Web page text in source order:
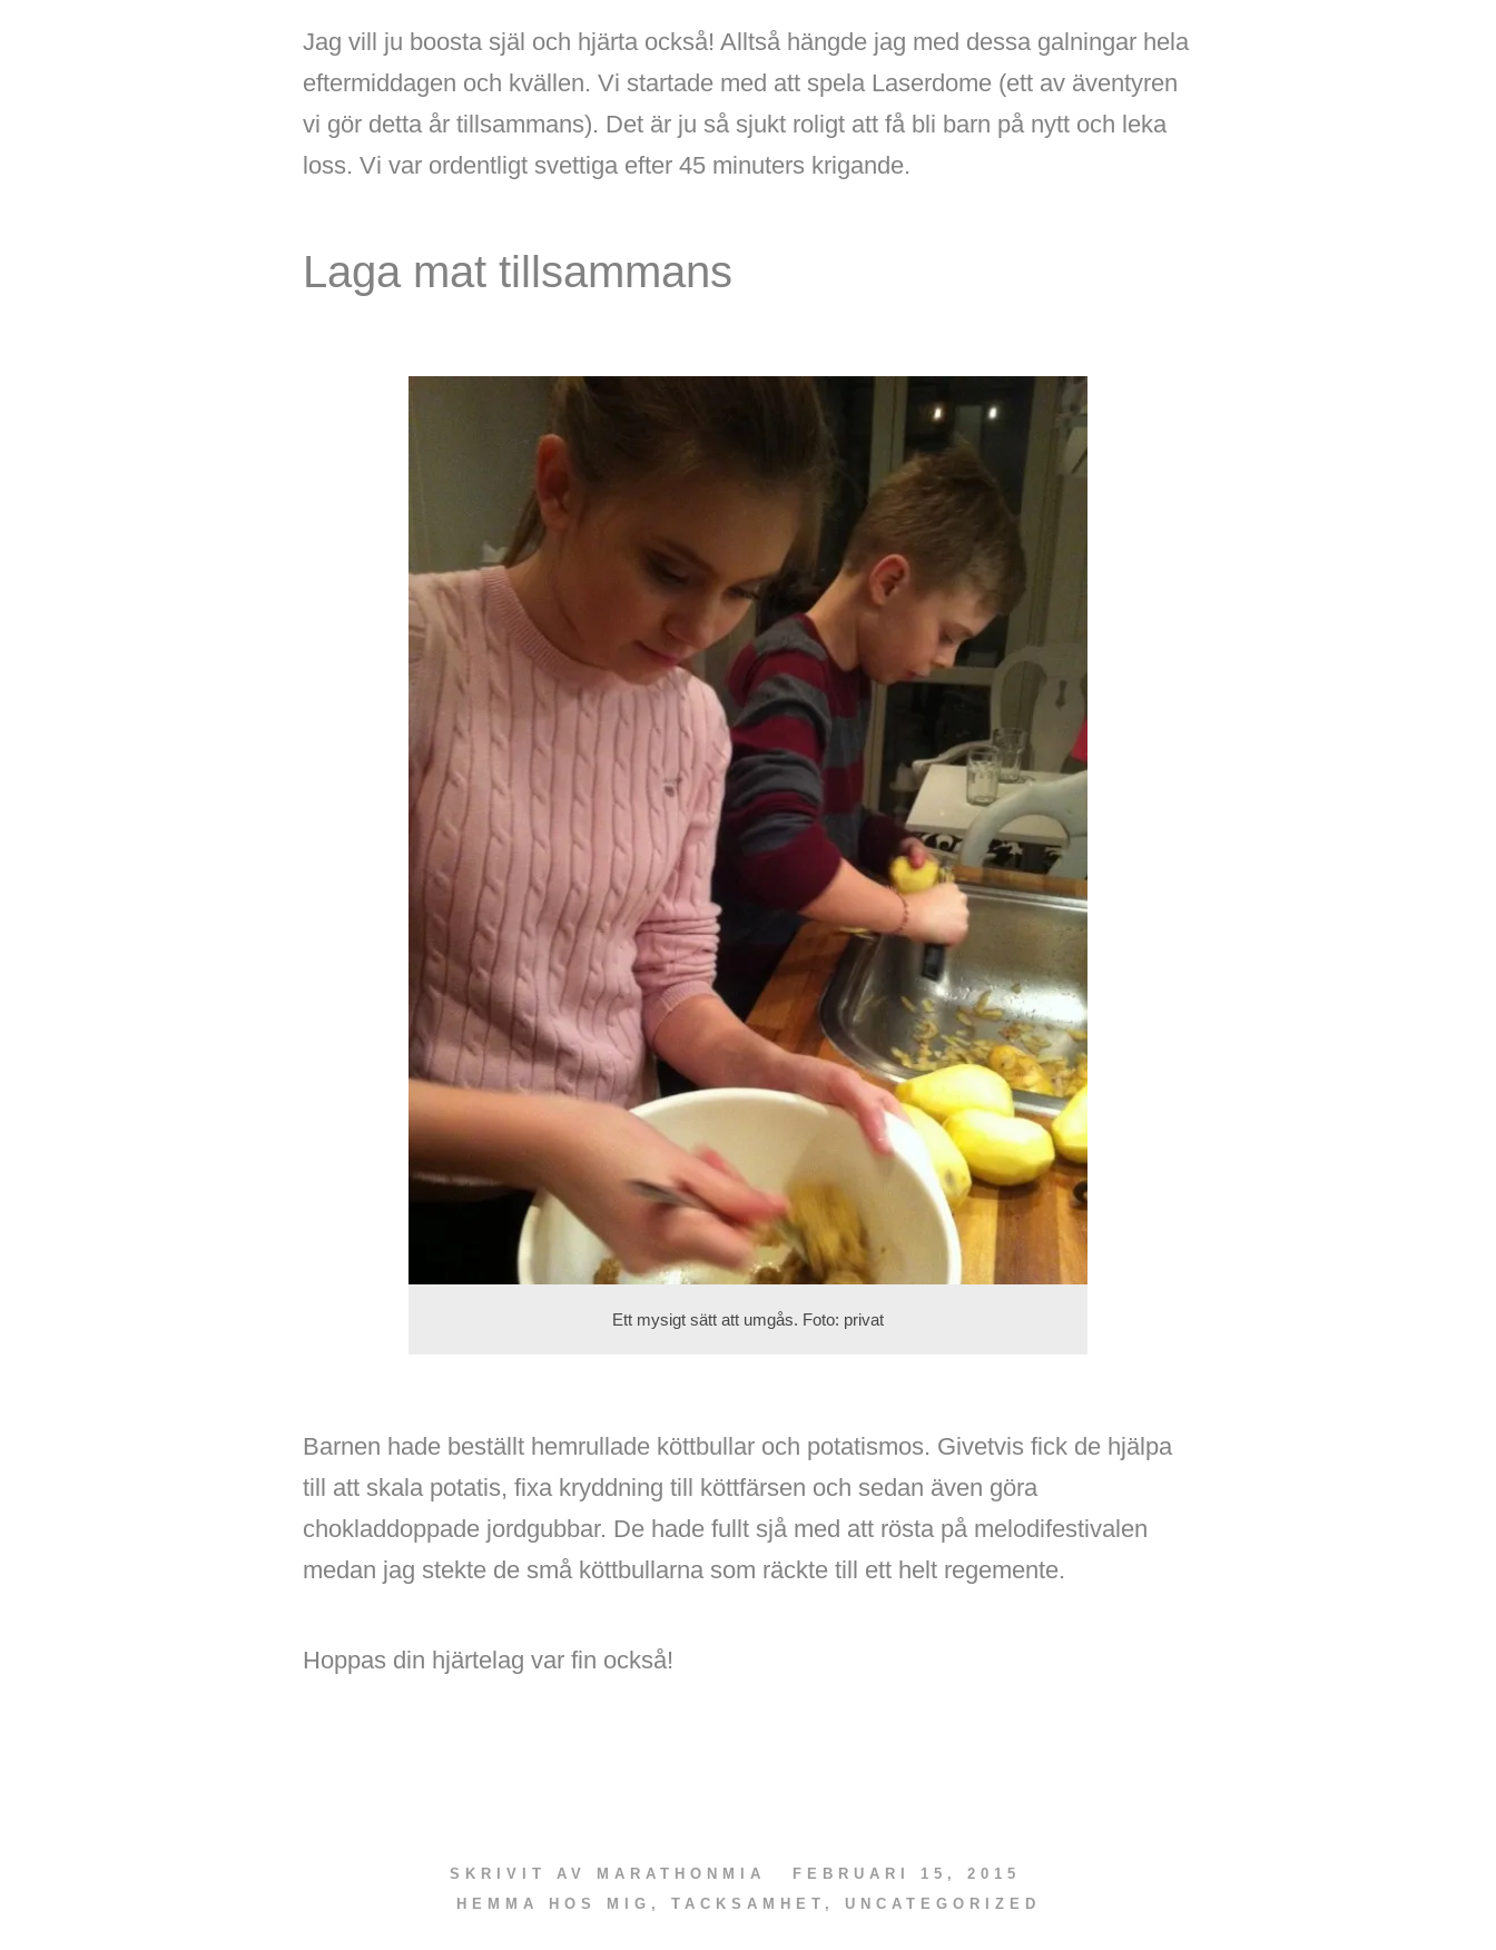
Jag vill ju boosta själ och hjärta också! Alltså hängde jag med dessa galningar hela
eftermiddagen och kvällen. Vi startade med att spela Laserdome (ett av äventyren
vi gör detta år tillsammans). Det är ju så sjukt roligt att få bli barn på nytt och leka
loss. Vi var ordentligt svettiga efter 45 minuters krigande.
Laga mat tillsammans
Ett mysigt sätt att umgås. Foto: privat
Barnen hade beställt hemrullade köttbullar och potatismos. Givetvis fick de hjälpa
till att skala potatis, fixa kryddning till köttfärsen och sedan även göra
chokladdoppade jordgubbar. De hade fullt sjå med att rösta på melodifestivalen
medan jag stekte de små köttbullarna som räckte till ett helt regemente.
Hoppas din hjärtelag var fin också!
SKRIVIT AV MARATHONMIA
FEBRUARI 15, 2015
HEMMA HOS MIG , TACKSAMHET , UNCATEGORIZED